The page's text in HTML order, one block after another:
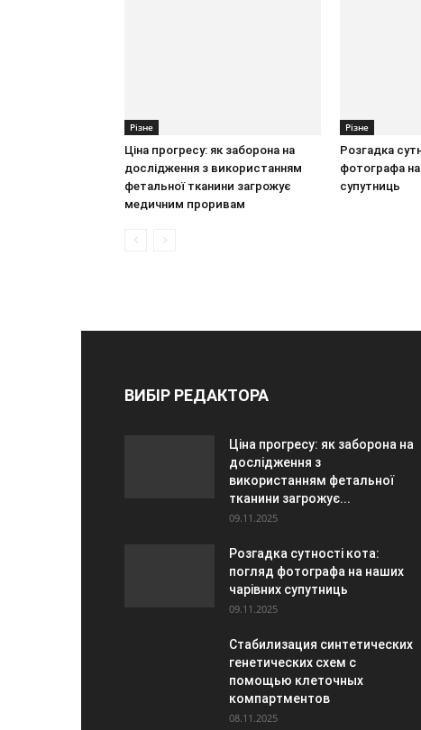
Різне
Ціна прогресу: як заборона на
дослідження з використанням
фетальної тканини загрожує
медичним проривам
Різне
Розгадка
фотографа на
супутниць
ВИБІР РЕДАКТОРА
Ціна прогресу: як заборона на
дослідження з
використанням фетальної
тканини загрожує...
09.11.2025
Розгадка сутності кота:
погляд фотографа на наших
чарівних супутниць
09.11.2025
Стабилизация синтетических
генетических схем с
помощью клеточных
компартментов
08.11.2025